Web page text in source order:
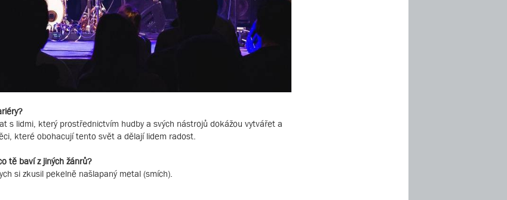
s lidmi, který prostřednictvím hudby a svých nástrojů dokážou vytvářet a
které obohacují tento svět a dělají lidem radost.
tě baví z jiných žánrů?
si zkusil pekelně našlapaný metal (smích).